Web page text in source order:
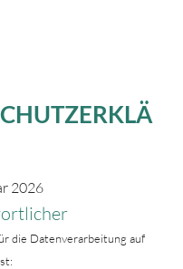
2026
die Datenverarbeitung auf